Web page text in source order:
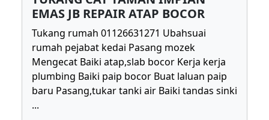
EMAS JB REPAIR ATAP BOCOR
Tukang rumah 01126631271 Ubahsuai
rumah pejabat kedai Pasang mozek
Mengecat Baiki atap,slab bocor Kerja kerja
plumbing Baiki paip bocor Buat laluan paip
baru Pasang,tukar tanki air Baiki tandas sinki
...